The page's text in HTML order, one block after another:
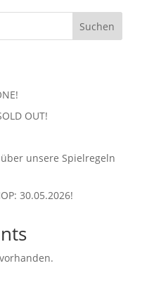
Suchen
OUT!
unsere Spielregeln
30.05.2026!